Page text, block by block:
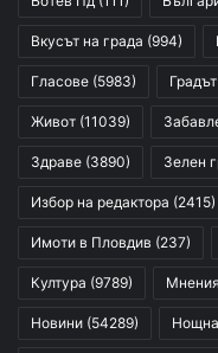
Вкусът на града (994)
Гласове (5983) Градът
Живот (11039)
Здраве (3890) Зелен
Избор на редактора (2415)
Имоти в Пловдив (237)
Култура (9789) Мнения
Новини (54289)